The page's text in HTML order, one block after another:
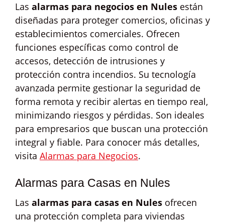
Las alarmas para negocios en Nules están
diseñadas para proteger comercios, oficinas y
establecimientos comerciales. Ofrecen
funciones específicas como control de
accesos, detección de intrusiones y
protección contra incendios. Su tecnología
avanzada permite gestionar la seguridad de
forma remota y recibir alertas en tiempo real,
minimizando riesgos y pérdidas. Son ideales
para empresarios que buscan una protección
integral y fiable. Para conocer más detalles,
visita Alarmas para Negocios.
Alarmas para Casas en Nules
Las alarmas para casas en Nules ofrecen
una protección completa para viviendas